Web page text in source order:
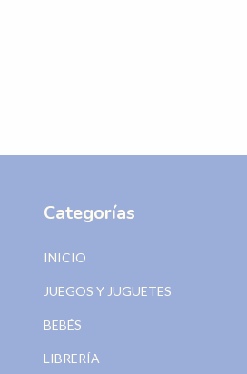
Categorías
INICIO
JUEGOS Y JUGUETES
BEBÉS
LIBRERÍA